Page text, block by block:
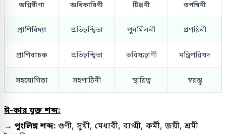
অগ্নিবীণা অধিকারিণী টিপ্পনী তপস্বিনী
প্রাণিবিদ্যা প্রতিদ্বন্দ্বিতা পুনর্মিলনী প্রণয়িনী
প্রাণিবাচক প্রতিদ্বন্দ্বিতা ভবিষ্যদ্বাণী মন্ত্রিপরিষদ
সহযোগিতা সহপাঠিনী স্থায়িত্ব স্বয়ম্ভু
ঈ-কার যুক্ত শব্দ:
→ পুংলিঙ্গ শব্দ: গুণী, সুখী, মেধাবী, বাগ্মী, কর্মী, জয়ী, শ্রমী